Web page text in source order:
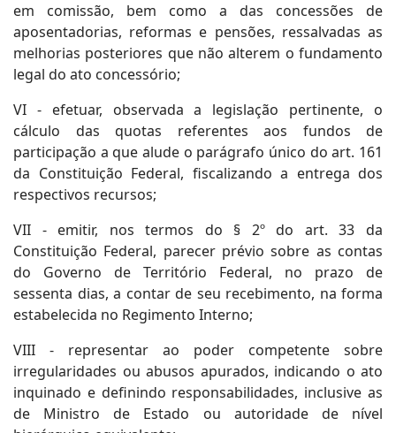
em comissão, bem como a das concessões de
aposentadorias, reformas e pensões, ressalvadas as
melhorias posteriores que não alterem o fundamento
legal do ato concessório;
VI - efetuar, observada a legislação pertinente, o
cálculo das quotas referentes aos fundos de
participação a que alude o parágrafo único do art. 161
da Constituição Federal, fiscalizando a entrega dos
respectivos recursos;
VII - emitir, nos termos do § 2º do art. 33 da
Constituição Federal, parecer prévio sobre as contas
do Governo de Território Federal, no prazo de
sessenta dias, a contar de seu recebimento, na forma
estabelecida no Regimento Interno;
VIII - representar ao poder competente sobre
irregularidades ou abusos apurados, indicando o ato
inquinado e definindo responsabilidades, inclusive as
de Ministro de Estado ou autoridade de nível